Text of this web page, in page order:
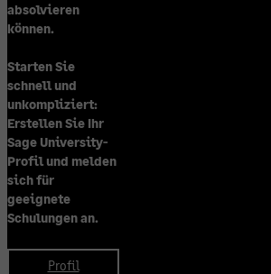
absolvieren
können.
Starten Sie
schnell und
unkompliziert:
Erstellen Sie Ihr
Sage University-
Profil und melden
sich für
geeignete
Schulungen an.
Profil